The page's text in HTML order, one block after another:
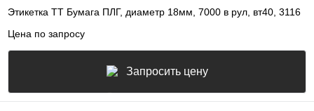
Этикетка ТТ Бумага ПЛГ, диаметр 18мм, 7000 в рул, вт40, 3116
Цена по запросу
Запросить цену